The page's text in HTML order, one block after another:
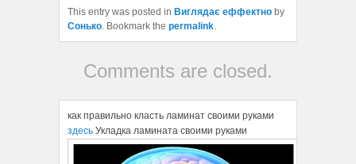
This entry was posted in Виглядає еффектно by
Сонько. Bookmark the permalink.
Comments are closed.
как правильно класть ламинат своими руками
здесь Укладка ламината своими руками